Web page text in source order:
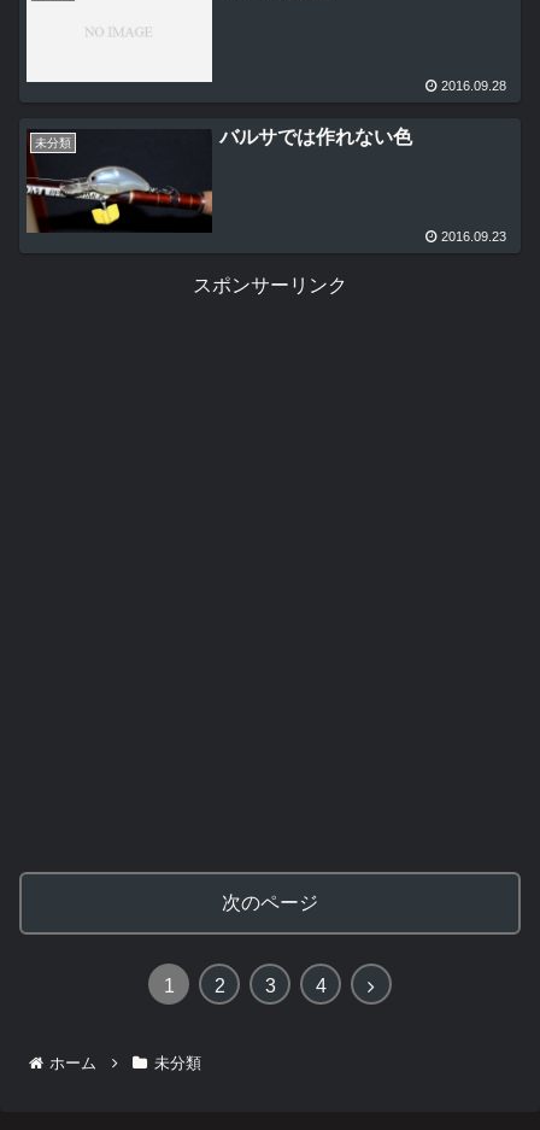
2016.09.28
未分類 バルサでは作れない色
2016.09.23
スポンサーリンク
次のページ
1 2 3 4
次
ホーム 未分類